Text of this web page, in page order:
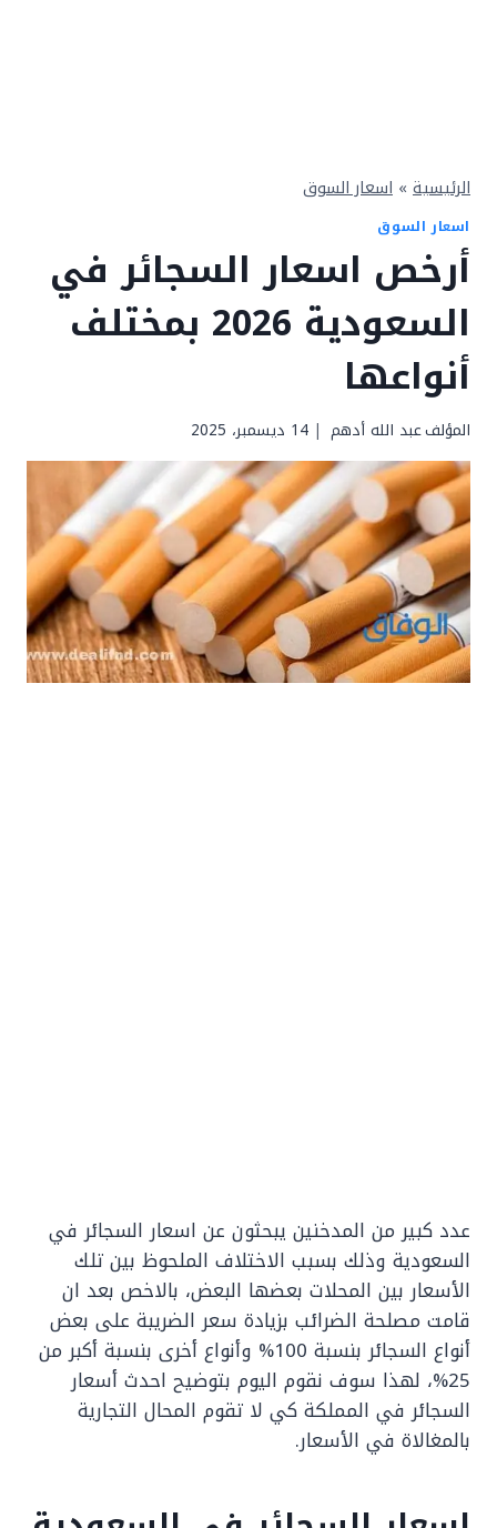
الرئيسية » اسعار السوق
اسعار السوق
أرخص اسعار السجائر في
السعودية 2026 بمختلف
أنواعها
المؤلفعبد الله أدهم 14 ديسمبر، 2025
عدد كبير من المدخنين يبحثون عن اسعار السجائر في
السعودية وذلك بسبب الاختلاف الملحوظ بين تلك
الأسعار بين المحلات بعضها البعض، بالاخص بعد ان
قامت مصلحة الضرائب بزيادة سعر الضريبة على بعض
أنواع السجائر بنسبة 100% وأنواع أخرى بنسبة أكبر من
25%، لهذا سوف نقوم اليوم بتوضيح احدث أسعار
السجائر في المملكة كي لا تقوم المحال التجارية
بالمغالاة في الأسعار.